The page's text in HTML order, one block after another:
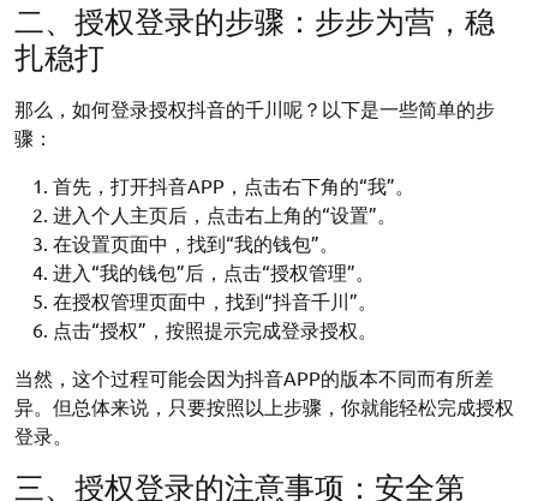
二、授权登录的步骤：步步为营，稳
扎稳打
那么，如何登录授权抖音的千川呢？以下是一些简单的步
骤：
首先，打开抖音APP，点击右下角的“我”。
进入个人主页后，点击右上角的“设置”。
在设置页面中，找到“我的钱包”。
进入“我的钱包”后，点击“授权管理”。
在授权管理页面中，找到“抖音千川”。
点击“授权”，按照提示完成登录授权。
当然，这个过程可能会因为抖音APP的版本不同而有所差
异。但总体来说，只要按照以上步骤，你就能轻松完成授权
登录。
三、授权登录的注意事项：安全第